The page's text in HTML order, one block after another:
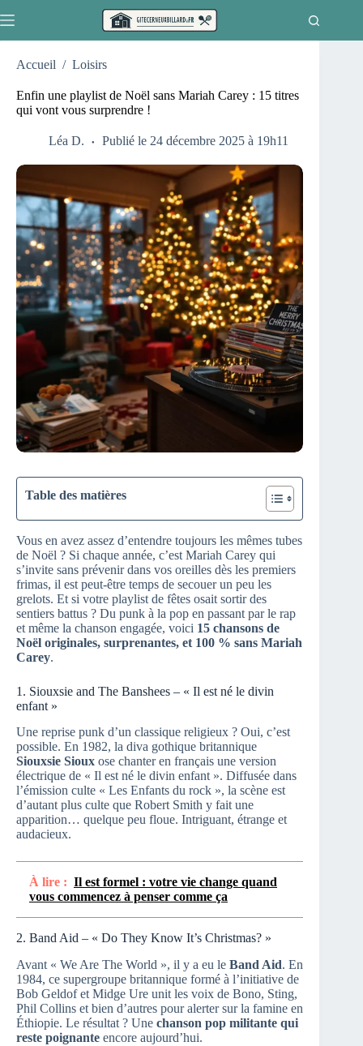
au
Accueil / Loisirs
Enfin une playlist de Noël sans Mariah Carey : 15 titres
qui vont vous surprendre !
Léa D. Publié le 24 décembre 2025 à 19h11
Table des matières
Vous en avez assez d’entendre toujours les mêmes tubes
de Noël ? Si chaque année, c’est Mariah Carey qui
s’invite sans prévenir dans vos oreilles dès les premiers
frimas, il est peut-être temps de secouer un peu les
grelots. Et si votre playlist de fêtes osait sortir des
sentiers battus ? Du punk à la pop en passant par le rap
et même la chanson engagée, voici 15 chansons de
Noël originales, surprenantes, et 100 % sans Mariah
Carey.
1. Siouxsie and The Banshees – « Il est né le divin
enfant »
Une reprise punk d’un classique religieux ? Oui, c’est
possible. En 1982, la diva gothique britannique
Siouxsie Sioux ose chanter en français une version
électrique de « Il est né le divin enfant ». Diffusée dans
l’émission culte « Les Enfants du rock », la scène est
d’autant plus culte que Robert Smith y fait une
apparition… quelque peu floue. Intriguant, étrange et
audacieux.
À lire : Il est formel : votre vie change quand
vous commencez à penser comme ça
2. Band Aid – « Do They Know It’s Christmas? »
Avant « We Are The World », il y a eu le Band Aid. En
1984, ce supergroupe britannique formé à l’initiative de
Bob Geldof et Midge Ure unit les voix de Bono, Sting,
Phil Collins et bien d’autres pour alerter sur la famine en
Éthiopie. Le résultat ? Une chanson pop militante qui
reste poignante encore aujourd’hui.